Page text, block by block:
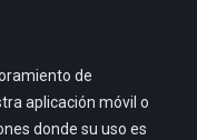
de
aplicación móvil o
donde su uso es